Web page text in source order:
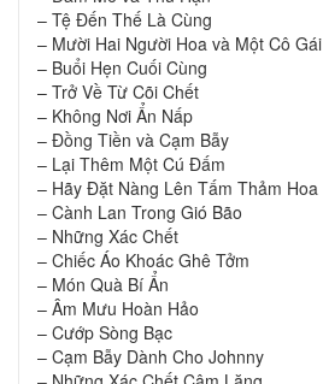
– Tệ Đến Thế Là Cùng
– Mười Hai Người Hoa và Một Cô Gái
– Buổi Hẹn Cuối Cùng
– Trở Về Từ Cõi Chết
– Không Nơi Ẩn Nấp
– Đồng Tiền và Cạm Bẫy
– Lại Thêm Một Cú Đấm
– Hãy Đặt Nàng Lên Tấm Thảm Hoa
– Cành Lan Trong Gió Bão
– Những Xác Chết
– Chiếc Áo Khoác Ghê Tởm
– Món Quà Bí Ẩn
– Âm Mưu Hoàn Hảo
– Cướp Sòng Bạc
– Cạm Bẫy Dành Cho Johnny